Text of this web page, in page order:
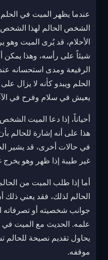
عندما يظهر الميت في
الشخص الحالم لهذا
الأحلام، قد يُرى الميت
شيئاً على رأسه، وهذا يمكن
الرفيعة ومدى استحسانه
الحلم ويبدو كأنه لا يزال
يعيش في سلام وفرح في
أحياناً، إذا دعا الميت
هذا على أنه إشارة للحالم
في حالات أخرى، قد يشير
غير طيبة إذا ظهر وهو يخرج
أما إذا طلب الميت من
الحالم لذلك، فقد يعني
جوانب شخصيته أو تصرفاته
علمه. الحديث مع الميت في
يحاول تقديم نصيحة للحالم
موقفه.